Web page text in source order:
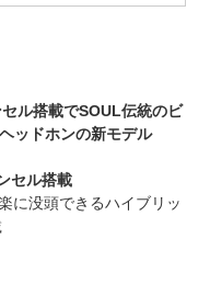
ル搭載でSOUL伝統のビ
ッドホンの新モデル
セル搭載
に没頭できるハイブリッ